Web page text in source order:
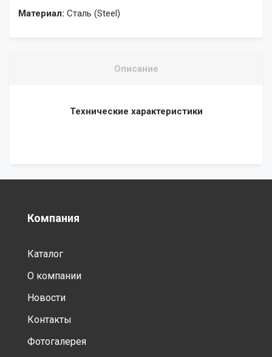
Материал: Сталь (Steel)
Описание
Технические характеристики
Компания
Каталог
О компании
Новости
Контакты
Фотогалерея